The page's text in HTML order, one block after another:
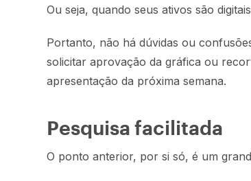
Ou seja, quando seus ativos são
Portanto, não há dúvidas ou
solicitar aprovação da gráfica ou
apresentação da próxima semana.
Pesquisa facilitada
O ponto anterior, por si só, é um